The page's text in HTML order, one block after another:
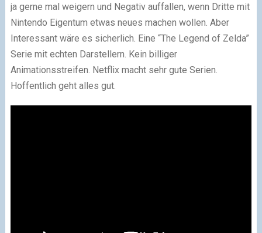
ja gerne mal weigern und Negativ auffallen, wenn Dritte mit
Nintendo Eigentum etwas neues machen wollen. Aber
Interessant wäre es sicherlich. Eine “The Legend of Zelda”
Serie mit echten Darstellern. Kein billiger
Animationsstreifen. Netflix macht sehr gute Serien.
Hoffentlich geht alles gut.